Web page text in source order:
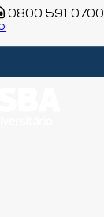
0800 591 0700